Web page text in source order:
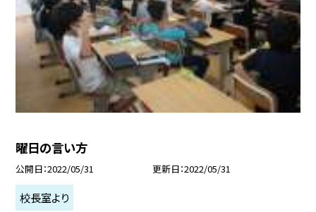
曜日の言い方
公開日 2022/05/31 更新日 2022/05/31
校長室より